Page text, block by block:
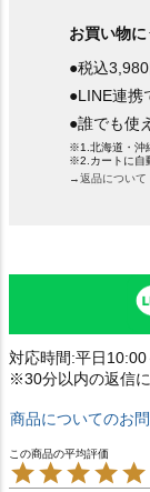
お買い物
●税込
●LINE連携
●誰でも使
※1.北海道・沖
※2.カートに自
→返品について
対応時間:平日
※30分以内の返信に
商品についてのお